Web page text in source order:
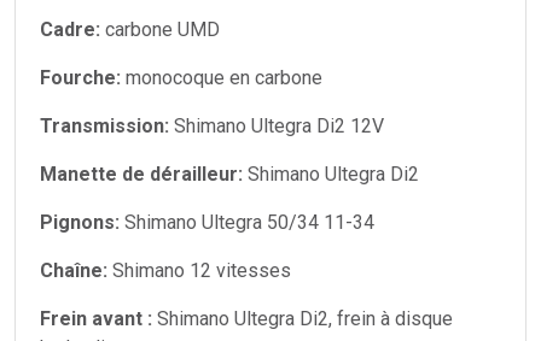
Cadre: carbone UMD
Fourche: monocoque en carbone
Transmission: Shimano Ultegra Di2 12V
Manette de dérailleur: Shimano Ultegra Di2
Pignons: Shimano Ultegra 50/34 11-34
Chaîne: Shimano 12 vitesses
Frein avant : Shimano Ultegra Di2, frein à disque